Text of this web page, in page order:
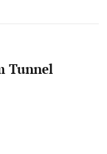
Tunnel